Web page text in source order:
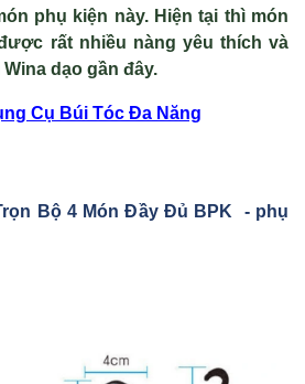
phụ kiện này. Hiện tại thì món
rất nhiều nàng yêu thích và
dạo gần đây.
Cụ Búi Tóc Đa Năng
ọn Bộ 4 Món Đầy Đủ BPK - phụ